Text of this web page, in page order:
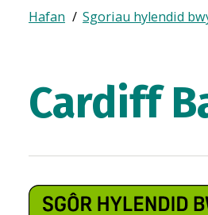
Breadcrumb
Expand
breadcrumb
Hafan Sgoriau hylendid
Cardiff